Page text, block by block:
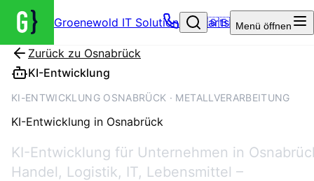
Groenewold IT Solutions – Startseite
🇬🇧 Menü öffnen
Zurück zu Osnabrück
KI-Entwicklung
KI-ENTWICKLUNG OSNABRÜCK · METALLVERARBEITUNG
KI-Entwicklung in Osnabrück
KI-Entwicklung für Unternehmen in
Handel, Logistik, IT, Lebensmittel –